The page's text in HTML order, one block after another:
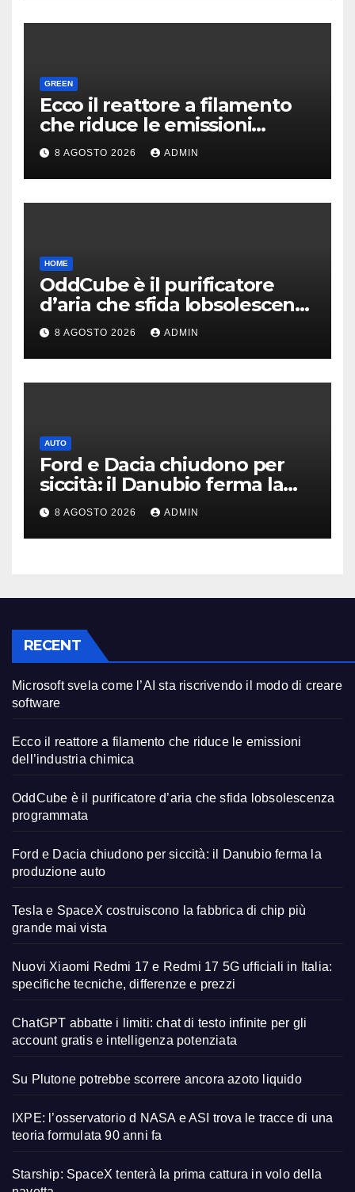
GREEN
Ecco il reattore a filamento
che riduce le emissioni
dell’industria chimica
8 AGOSTO 2026 ADMIN
HOME
OddCube è il purificatore
d’aria che sfida lobsolescenza
programmata
8 AGOSTO 2026 ADMIN
AUTO
Ford e Dacia chiudono per
siccità: il Danubio ferma la
produzione auto
8 AGOSTO 2026 ADMIN
RECENT
Microsoft svela come l’AI sta riscrivendo il modo di creare
software
Ecco il reattore a filamento che riduce le emissioni
dell’industria chimica
OddCube è il purificatore d’aria che sfida lobsolescenza
programmata
Ford e Dacia chiudono per siccità: il Danubio ferma la
produzione auto
Tesla e SpaceX costruiscono la fabbrica di chip più
grande mai vista
Nuovi Xiaomi Redmi 17 e Redmi 17 5G ufficiali in Italia:
specifiche tecniche, differenze e prezzi
ChatGPT abbatte i limiti: chat di testo infinite per gli
account gratis e intelligenza potenziata
Su Plutone potrebbe scorrere ancora azoto liquido
IXPE: l’osservatorio d NASA e ASI trova le tracce di una
teoria formulata 90 anni fa
Starship: SpaceX tenterà la prima cattura in volo della